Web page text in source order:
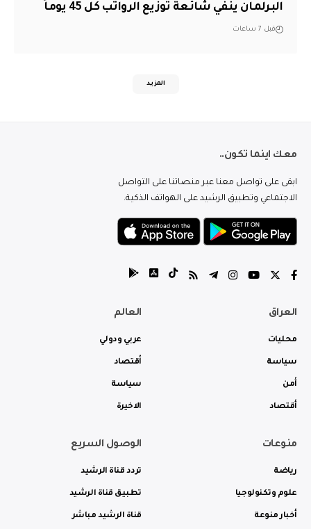
البرلمان ينفي شائعة توزيع الرواتب كل 45 يوماً
قبل 7 ساعات
المزيد
معك اينما تكون..
ابقى على تواصل معنا عبر منصاتنا على التواصل
الاجتماعي وتطبيق الرشيد على الهواتف الذكية.
العراق
محليات
سياسة
أمن
أقتصاد
العالم
عربي ودولي
أقتصاد
سياسة
الاخيرة
منوعات
رياضة
علوم وتكنولوجيا
أخبار منوعة
الوصول السريع
تردد قناة الرشيد
تطبيق قناة الرشيد
قناة الرشيد مباشر